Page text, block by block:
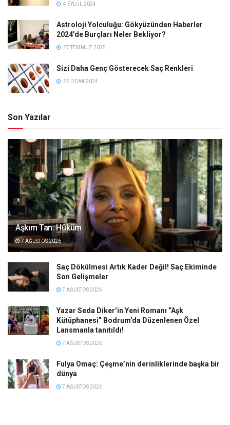
4 EYLÜL 2024
Astroloji Yolculuğu: Gökyüzünden Haberler
2024’de Burçları Neler Bekliyor?
27 TEMMUZ 2025
Sizi Daha Genç Gösterecek Saç Renkleri
22 OCAK 2024
Son Yazılar
Aşkım Tan: Hüküm
7 AĞUSTOS 2026
Saç Dökülmesi Artık Kader Değil! Saç Ekiminde
Son Gelişmeler
7 AĞUSTOS 2026
Yazar Seda Diker’in Yeni Romanı “Aşk
Kütüphanesi” Bodrum’da Düzenlenen Özel
Lansmanla tanıtıldı!
7 AĞUSTOS 2026
Fulya Omaç: Çeşme’nin derinliklerinde başka bir
dünya
7 AĞUSTOS 2026